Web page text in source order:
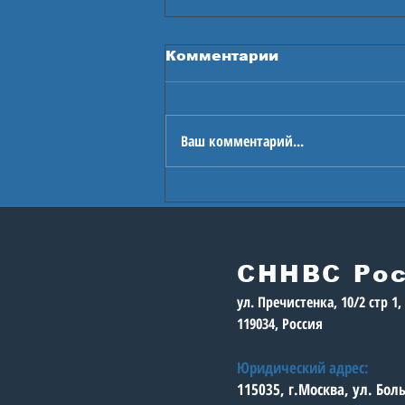
Игры будущего
Комментарии
Ваш комментарий...
СННВС
ул. Пречистенка, 10/2 стр
119034, Россия
Юридический адрес:
115035, г.Москва, ул.